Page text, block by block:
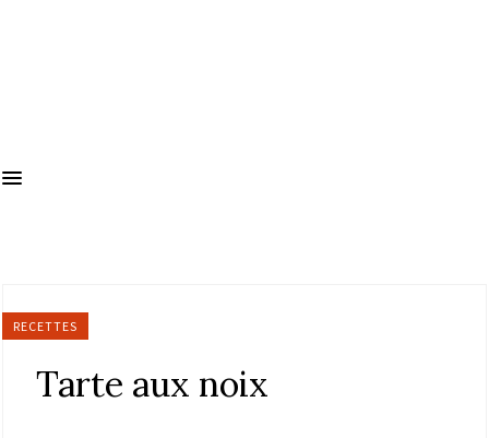
RECETTES
Tarte aux noix